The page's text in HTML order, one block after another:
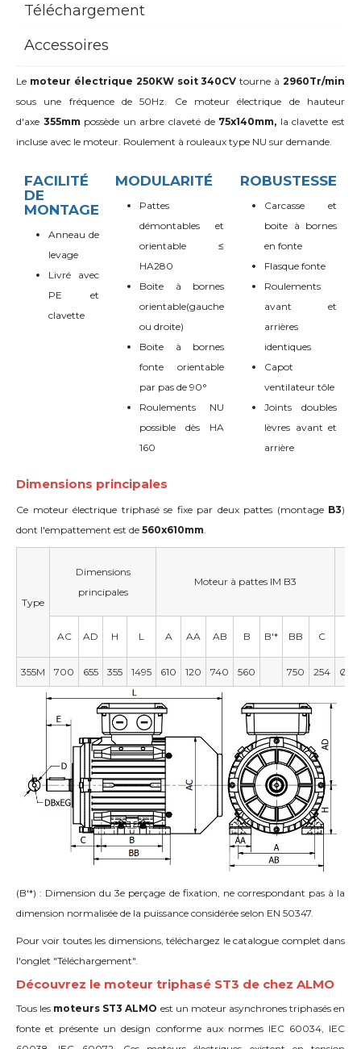
Téléchargement
Accessoires
Le moteur électrique 250KW soit 340CV tourne à 2960Tr/min
sous une fréquence de 50Hz. Ce moteur électrique de hauteur
d'axe 355mmpossède un arbre claveté de 75x140mm, la clavette est
incluse avec le moteur. Roulement à rouleaux type NU sur demande.
FACILITÉ
DE
MONTAGE
Anneau de
levage
Livré avec
PE et
clavette
MODULARITÉ
Pattes
démontables et
orientable ≤
HA280
Boite à bornes
orientable(gauche
ou droite)
Boite à bornes
fonte orientable
par pas de 90°
Roulements NU
possible dès HA
160
ROBUSTESSE
Carcasse et
boite à bornes
en fonte
Flasque fonte
Roulements
avant et
arrières
identiques
Capot
ventilateur tôle
Joints doubles
lèvres avant et
arrière
Dimensions principales
Ce moteur électrique triphasé se fixe par deux pattes (montage B3)
dont l'empattement est de 560x610mm
Type
Dimensions
principales
Moteur à pattes IM B3
AC AD H L A AA AB B B'* BB C
355M 700 655 355 1495 610 120 740 560 750 254 Ø75
(B'*) : Dimension du 3e perçage de fixation, ne correspondant pas à la
dimension normalisée de la puissance considérée selon EN 50347.
Pour voir toutes les dimensions, téléchargez le catalogue complet dans
l'onglet "Téléchargement".
Découvrez le moteur triphasé ST3 de chez ALMO
Tous les moteurs ST3 ALMO est un moteur asynchrones triphasés en
fonte et présente un design conforme aux normes IEC 60034, IEC